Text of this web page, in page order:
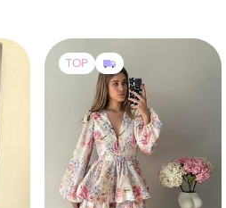
4000 грн 5
4500 грн -12%
Жіноча люксова сукня